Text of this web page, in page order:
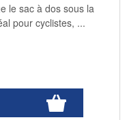
le sac à dos sous la
pour cyclistes, ...